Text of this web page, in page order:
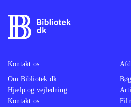
Kontakt os
Om Bibliotek.dk
Hjælp og vejledning
Kontakt os